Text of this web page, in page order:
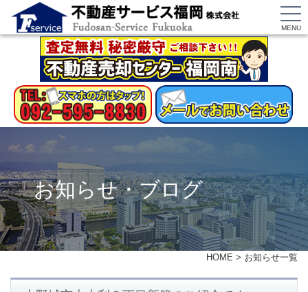
MENU
お知らせ・ブログ
HOME > お知らせ一覧